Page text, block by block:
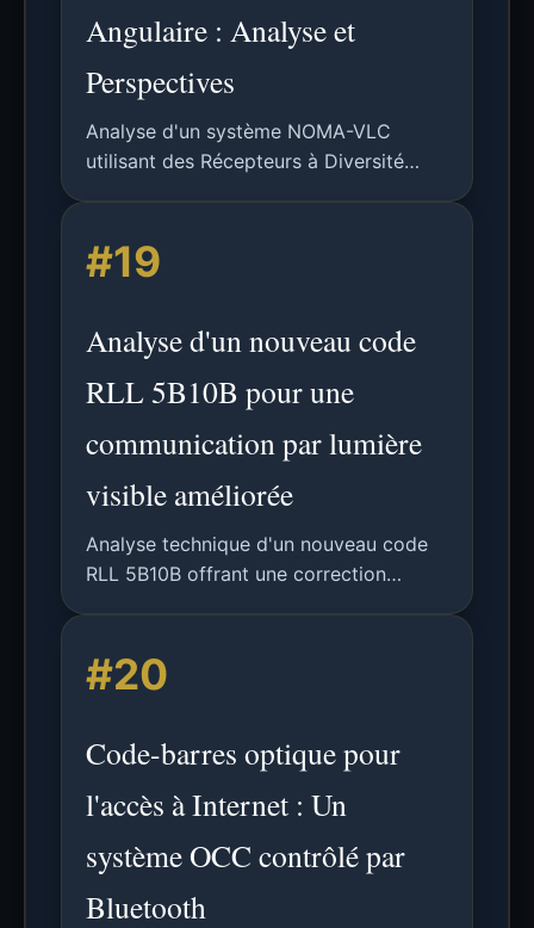
Angulaire : Analyse et
Perspectives
Analyse d'un système NOMA-VLC
utilisant des Récepteurs à Diversité
dans les communications optiques sans
fil.
#19
Analyse d'un nouveau code
RLL 5B10B pour une
communication par lumière
visible améliorée
Analyse technique d'un nouveau code
RLL 5B10B offrant une correction
par lumière visible, comparé aux
normes IEEE 802.15.7.
#20
Code-barres optique pour
l'accès à Internet : Un
système OCC contrôlé par
Bluetooth